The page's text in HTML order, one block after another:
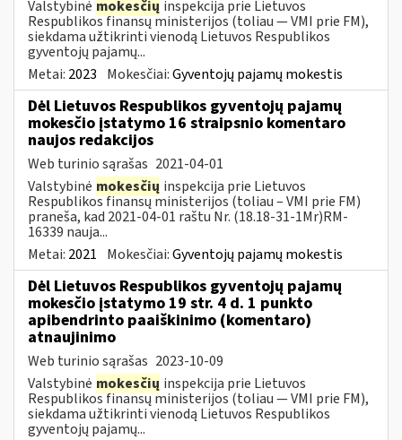
Valstybinė mokesčių inspekcija prie Lietuvos
Respublikos finansų ministerijos (toliau — VMI prie FM),
siekdama užtikrinti vienodą Lietuvos Respublikos
gyventojų pajamų...
Metai: 2023 Mokesčiai:Gyventojų pajamų mokestis
Dėl Lietuvos Respublikos gyventojų pajamų
mokesčio įstatymo 16 straipsnio komentaro
naujos redakcijos
Web turinio sąrašas 2021-04-01
Valstybinė mokesčių inspekcija prie Lietuvos
Respublikos finansų ministerijos (toliau – VMI prie FM)
praneša, kad 2021-04-01 raštu Nr. (18.18-31-1Mr)RM-
16339 nauja...
Metai: 2021 Mokesčiai:Gyventojų pajamų mokestis
Dėl Lietuvos Respublikos gyventojų pajamų
mokesčio įstatymo 19 str. 4 d. 1 punkto
apibendrinto paaiškinimo (komentaro)
atnaujinimo
Web turinio sąrašas 2023-10-09
Valstybinė mokesčių inspekcija prie Lietuvos
Respublikos finansų ministerijos (toliau — VMI prie FM),
siekdama užtikrinti vienodą Lietuvos Respublikos
gyventojų pajamų...